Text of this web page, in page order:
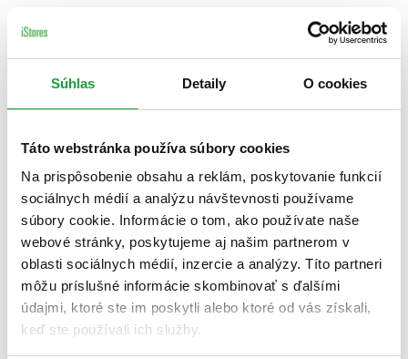
Súhlas Detaily O cookies
Táto webstránka používa súbory cookies
Na prispôsobenie obsahu a reklám, poskytovanie funkcií
sociálnych médií a analýzu návštevnosti používame
súbory cookie. Informácie o tom, ako používate naše
webové stránky, poskytujeme aj našim partnerom v
oblasti sociálnych médií, inzercie a analýzy. Títo partneri
môžu príslušné informácie skombinovať s ďalšími
údajmi, ktoré ste im poskytli alebo ktoré od vás získali,
keď ste používali ich služby.